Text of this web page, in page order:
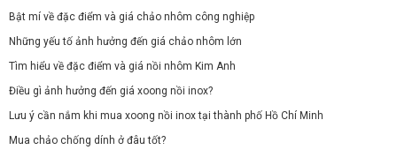
Bật mí về đặc điểm và giá chảo nhôm công nghiệp
Những yếu tố ảnh hưởng đến giá chảo nhôm lớn
Tìm hiểu về đặc điểm và giá nồi nhôm Kim Anh
Điều gì ảnh hưởng đến giá xoong nồi inox?
Lưu ý cần nắm khi mua xoong nồi inox tại thành phố Hồ Chí Minh
Mua chảo chống dính ở đâu tốt?